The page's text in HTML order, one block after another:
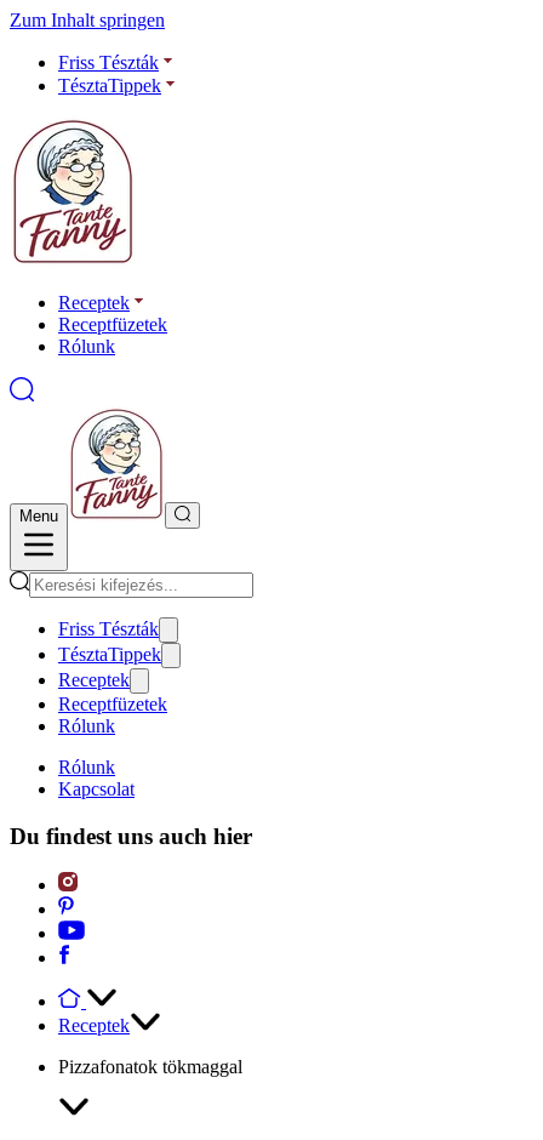
Zum Inhalt springen
Friss Tészták
TésztaTippek
Receptek
Receptfüzetek
Rólunk
Menu
Friss Tészták
TésztaTippek
Receptek
Receptfüzetek
Rólunk
Rólunk
Kapcsolat
Du findest uns auch hier
Receptek
Pizzafonatok tökmaggal